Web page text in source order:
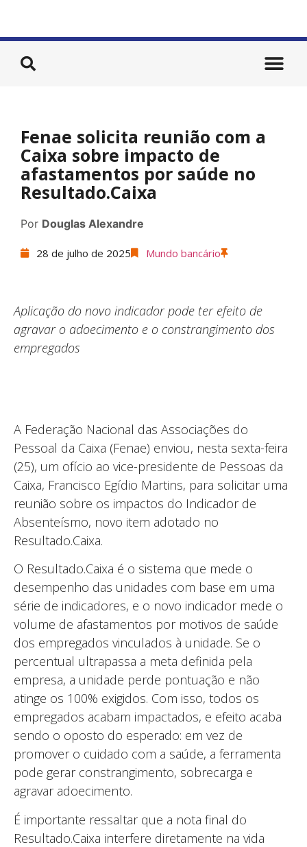
Fenae solicita reunião com a
Caixa sobre impacto de
afastamentos por saúde no
Resultado.Caixa
Por Douglas Alexandre
28 de julho de 2025 Mundo bancário
Aplicação do novo indicador pode ter efeito de
agravar o adoecimento e o constrangimento dos
empregados
A Federação Nacional das Associações do
Pessoal da Caixa (Fenae) enviou, nesta sexta-feira
(25), um ofício ao vice-presidente de Pessoas da
Caixa, Francisco Egídio Martins, para solicitar uma
reunião sobre os impactos do Indicador de
Absenteísmo, novo item adotado no
Resultado.Caixa.
O Resultado.Caixa é o sistema que mede o
desempenho das unidades com base em uma
série de indicadores, e o novo indicador mede o
volume de afastamentos por motivos de saúde
dos empregados vinculados à unidade. Se o
percentual ultrapassa a meta definida pela
empresa, a unidade perde pontuação e não
atinge os 100% exigidos. Com isso, todos os
empregados acabam impactados, e efeito acaba
sendo o oposto do esperado: em vez de
promover o cuidado com a saúde, a ferramenta
pode gerar constrangimento, sobrecarga e
agravar adoecimento.
É importante ressaltar que a nota final do
Resultado.Caixa interfere diretamente na vida